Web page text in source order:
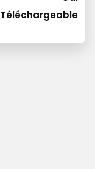
Téléchargeable